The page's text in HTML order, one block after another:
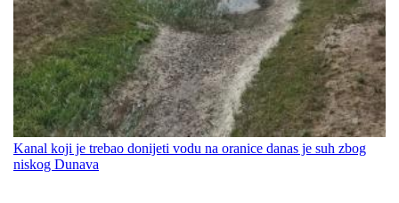
Kanal koji je trebao donijeti vodu na oranice danas je suh zbog
niskog Dunava